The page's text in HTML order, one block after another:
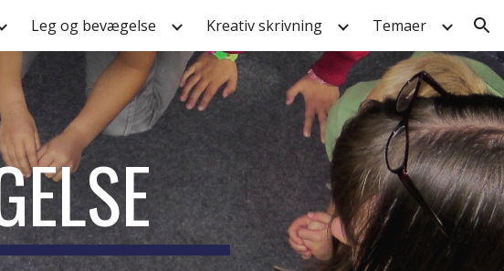
to navigation
Leg og bevægelse Kreativ skrivning Temaer